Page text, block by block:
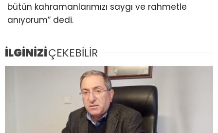
bütün kahramanlarımızı saygı ve rahmetle
anıyorum” dedi.
İLGİNİZİÇEKEBİLİR